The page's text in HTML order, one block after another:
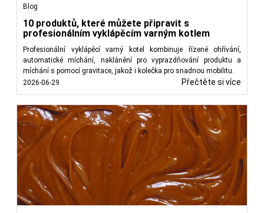
Blog
10 produktů, které můžete připravit s
profesionálním vyklápěcím varným kotlem
Profesionální vyklápěcí varný kotel kombinuje řízené ohřívání,
automatické míchání, naklánění pro vyprazdňování produktu a
míchání s pomocí gravitace, jakož i kolečka pro snadnou mobilitu.
2026-06-29
Přečtěte si více